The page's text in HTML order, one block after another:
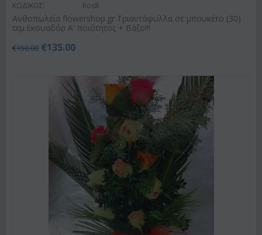
ΚΩΔΙΚΟΣ: Ros8
Ανθοπωλεία flowershop.gr Τριαντάφυλλα σε μπουκέτο (30)
τεμ.Εκουαδόρ Α' ποιότητος + Βάζο!!!
€150.00 €135.00